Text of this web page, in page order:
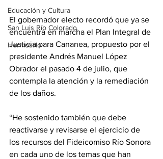
Educación y Cultura
San Luis Río Colorado
Hermosillo
El gobernador electo recordó que ya se
encuentra en marcha el Plan Integral de
Justicia para Cananea, propuesto por el
presidente Andrés Manuel López
Obrador el pasado 4 de julio, que
contempla la atención y la remediación
de los daños.
“He sostenido también que debe
reactivarse y revisarse el ejercicio de
los recursos del Fideicomiso Río Sonora
en cada uno de los temas que han